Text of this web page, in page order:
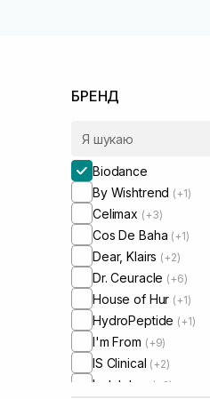
БРЕНД
Biodance
By Wishtrend (+1)
Celimax (+3)
Cos De Baha (+1)
Dear, Klairs (+2)
Dr. Ceuracle (+6)
House of Hur (+1)
HydroPeptide (+1)
I'm From (+9)
IS Clinical (+2)
Instytutum (+2)